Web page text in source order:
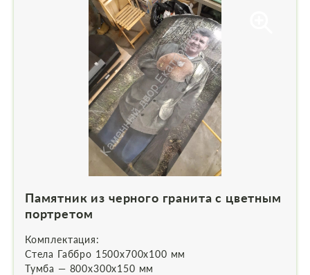
Памятник из черного гранита с цветным
портретом
Комплектация:
Стела Габбро 1500х700х100 мм
Тумба — 800х300х150 мм